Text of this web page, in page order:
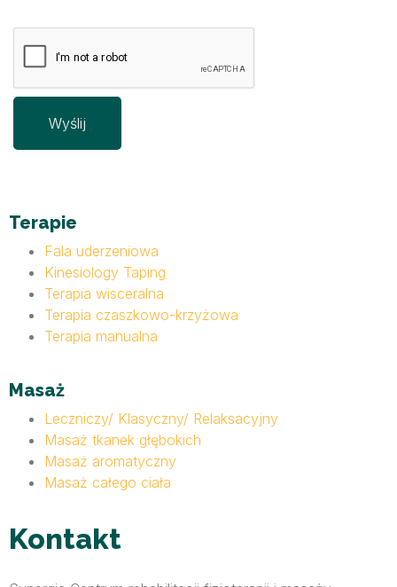
Terapie
Fala uderzeniowa
Kinesiology Taping
Terapia wisceralna
Terapia czaszkowo-krzyżowa
Terapia manualna
Masaż
Leczniczy/ Klasyczny/ Relaksacyjny
Masaż tkanek głębokich
Masaż aromatyczny
Masaż całego ciała
Kontakt